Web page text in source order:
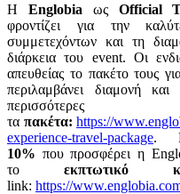
Η Englobia ωςOfficial
φροντίζει για την
συμμετεχόντων και τη
διάρκεια του event. Οι
απευθείας το πακέτο τους
περιλαμβάνει διαμονή
τα πακέτα: https://
experience-travel-package.
10% που προσφέρει η
το εκπτωτικό
link: https://